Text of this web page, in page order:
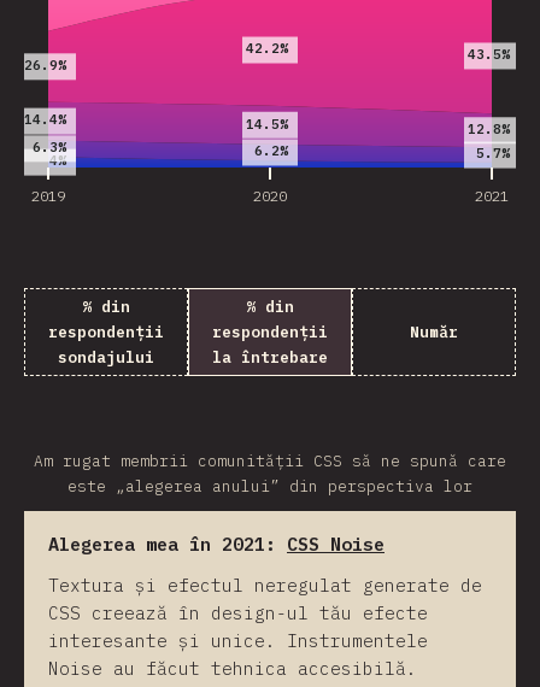
2019 2020 2021
4%
6.3% 6.2% 5.7%
14.4% 14.5% 12.8%
26.9%
42.2% 43.5%
% din
respondenții
sondajului
% din
respondenții
la întrebare
Număr
Am rugat membrii comunității CSS să ne spună care
este „alegerea anului” din perspectiva lor
Alegerea mea în 2021: CSS Noise
Textura și efectul neregulat generate de
CSS creează în design-ul tău efecte
interesante și unice. Instrumentele
Noise au făcut tehnica accesibilă.